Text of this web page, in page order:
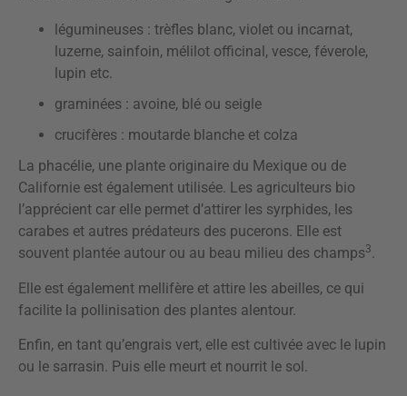
légumineuses : trèfles blanc, violet ou incarnat,
luzerne, sainfoin, mélilot officinal, vesce, féverole,
lupin etc.
graminées : avoine, blé ou seigle
crucifères : moutarde blanche et colza
La phacélie, une plante originaire du Mexique ou de
Californie est également utilisée. Les agriculteurs bio
l’apprécient car elle permet d’attirer les syrphides, les
carabes et autres prédateurs des pucerons. Elle est
souvent plantée autour ou au beau milieu des champs3.
Elle est également mellifère et attire les abeilles, ce qui
facilite la pollinisation des plantes alentour.
Enfin, en tant qu’engrais vert, elle est cultivée avec le lupin
ou le sarrasin. Puis elle meurt et nourrit le sol.